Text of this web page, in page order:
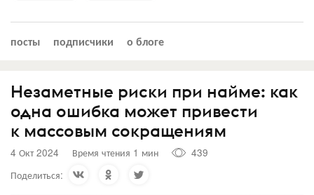
посты подписчики о блоге
Незаметные риски при найме: как
одна ошибка может привести
к массовым сокращениям
4 Окт 2024 Время чтения 1 мин
439
Поделиться: